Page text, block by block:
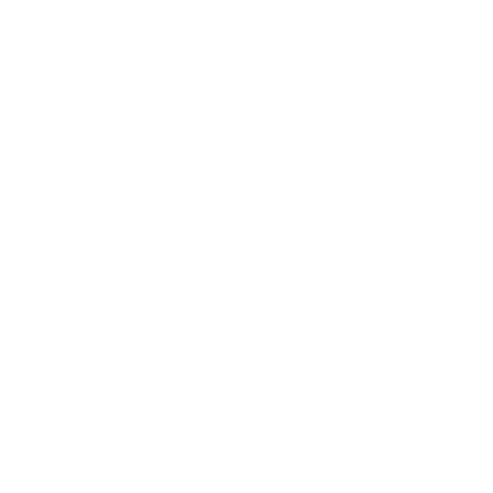
Arasa. Leia nossos conteúdos!
Arasa. Leia nossos conteúdos!